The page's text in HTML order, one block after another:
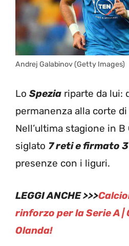
Andrej Galabinov (Getty Images)
Lo Spezia riparte da lui:
permanenza alla corte di
Nell’ultima stagione in B
siglato 7 reti e firmato
presenze con i liguri.
LEGGI ANCHE >>>
rinforzo per la Serie A |
Olanda!